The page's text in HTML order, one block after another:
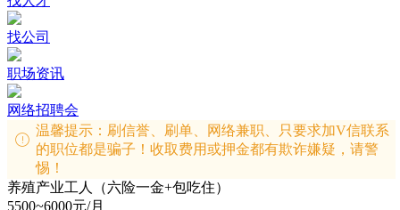
找公司
职场资讯
网络招聘会
温馨提示：刷信誉、刷单、网络兼职、只要求加V信联系
的职位都是骗子！收取费用或押金都有欺诈嫌疑，请警
惕！
养殖产业工人（六险一金+包吃住）
5500~6000元/月